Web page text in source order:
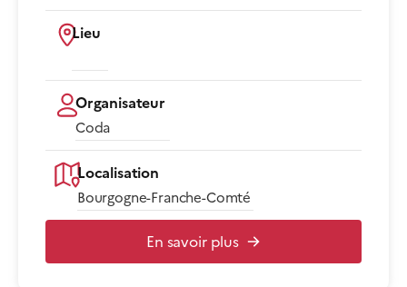
Lieu
Organisateur
Coda
Localisation
Bourgogne-Franche-Comté
En savoir plus